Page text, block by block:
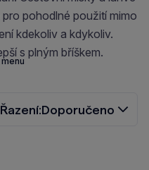
pohodlné použití mimo
kdekoliv a kdykoliv.
s plným bříškem.
Řazení:Doporučeno